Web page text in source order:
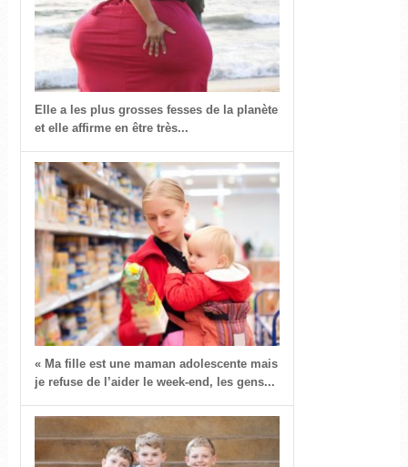
Elle a les plus grosses fesses de la planète
et elle affirme en être très...
« Ma fille est une maman adolescente mais
je refuse de l’aider le week-end, les gens...